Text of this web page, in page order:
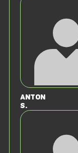
Anton
S.